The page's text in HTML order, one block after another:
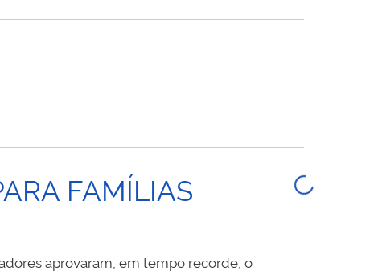
FAMÍLIAS
aprovaram, em tempo recorde, o